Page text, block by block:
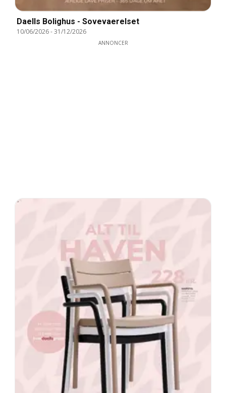
Daells Bolighus - Sovevaerelset
10/06/2026-31/12/2026
ANNONCER